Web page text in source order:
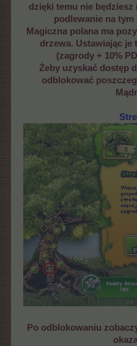
dzięki temu nie będziesz
podlewanie na tym
Magiczna polana ma
drzewa. Ustawiając je
(zagrody + 10%
Żeby uzyskać dostęp
odblokować
Po odblokowaniu